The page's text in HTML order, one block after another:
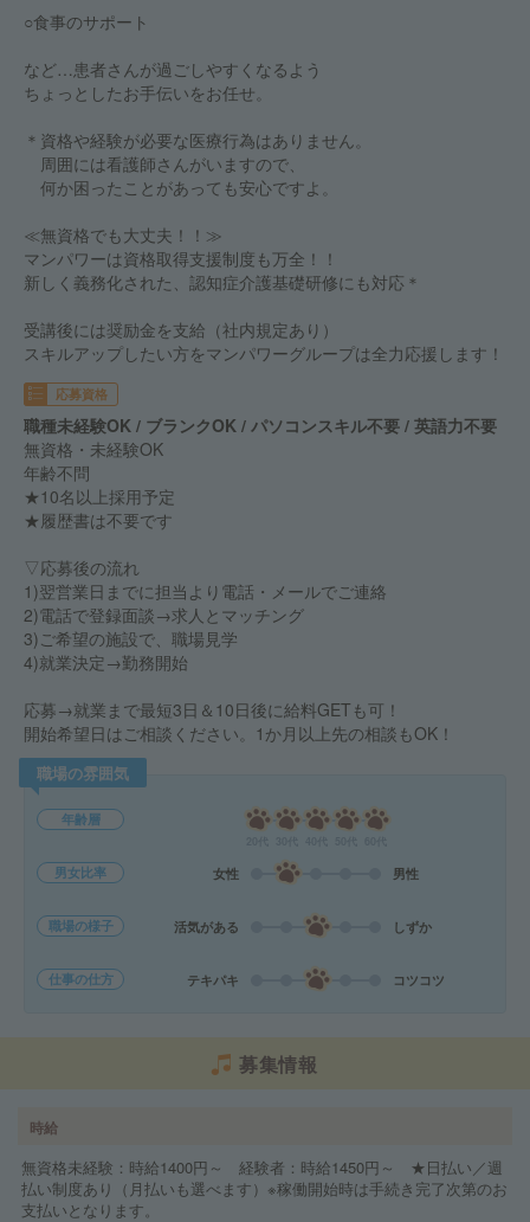
○食事のサポート
など…患者さんが過ごしやすくなるよう
ちょっとしたお手伝いをお任せ。
＊資格や経験が必要な医療行為はありません。
周囲には看護師さんがいますので、
何か困ったことがあっても安心ですよ。
≪無資格でも大丈夫！！≫
マンパワーは資格取得支援制度も万全！！
新しく義務化された、認知症介護基礎研修にも対応＊
受講後には奨励金を支給（社内規定あり）
スキルアップしたい方をマンパワーグループは全力応援します！
応募資格
職種未経験OK / ブランクOK / パソコンスキル不要 / 英語力不要
無資格・未経験OK
年齢不問
★10名以上採用予定
★履歴書は不要です
▽応募後の流れ
1)翌営業日までに担当より電話・メールでご連絡
2)電話で登録面談→求人とマッチング
3)ご希望の施設で、職場見学
4)就業決定→勤務開始
応募→就業まで最短3日＆10日後に給料GETも可！
開始希望日はご相談ください。1か月以上先の相談もOK！
職場の雰囲気
年齢層
男女比率 女性 男性
職場の様子 活気がある しずか
仕事の仕方 テキパキ コツコツ
募集情報
時給
無資格未経験：時給1400円～ 経験者：時給1450円～ ★日払い／週
払い制度あり（月払いも選べます）※稼働開始時は手続き完了次第のお
支払いとなります。